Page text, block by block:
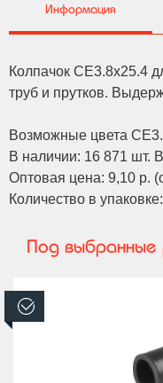
Информация
Колпачок CE3.8x25.4
труб и прутков.
Возможные цвета
В наличии: 16 871 шт.
Оптовая цена: 9,10 р.
Количество в
Под выбранные